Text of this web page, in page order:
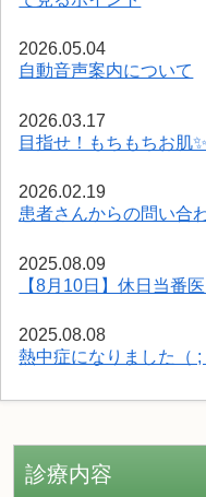
2026.05.04
自動音声案内について
2026.03.17
目指せ！もちもちお肌✨
2026.02.19
患者さんからの問い合
2025.08.09
【8月10日】休日当番
2025.08.08
熱中症になりました（ ; ;
診療内容